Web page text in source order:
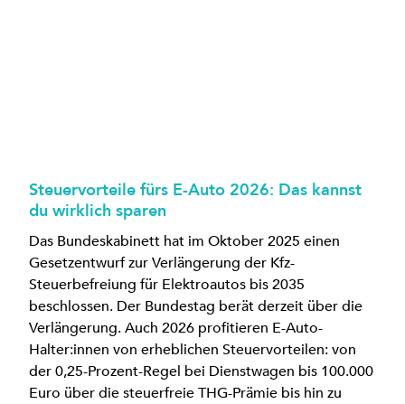
Steuervorteile fürs E-Auto 2026: Das kannst
du wirklich sparen
Das Bundeskabinett hat im Oktober 2025 einen
Gesetzentwurf zur Verlängerung der Kfz-
Steuerbefreiung für Elektroautos bis 2035
beschlossen. Der Bundestag berät derzeit über die
Verlängerung. Auch 2026 profitieren E-Auto-
Halter:innen von erheblichen Steuervorteilen: von
der 0,25-Prozent-Regel bei Dienstwagen bis 100.000
Euro über die steuerfreie THG-Prämie bis hin zu